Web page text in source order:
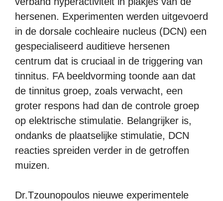
hersenen. Experimenten werden uitgevoerd
in de dorsale cochleaire nucleus (DCN) een
gespecialiseerd auditieve hersenen
centrum dat is cruciaal in de triggering van
tinnitus. FA beeldvorming toonde aan dat
de tinnitus groep, zoals verwacht, een
groter respons had dan de controle groep
op elektrische stimulatie. Belangrijker is,
ondanks de plaatselijke stimulatie, DCN
reacties spreiden verder in de getroffen
muizen.
Dr.Tzounopoulos nieuwe experimentele